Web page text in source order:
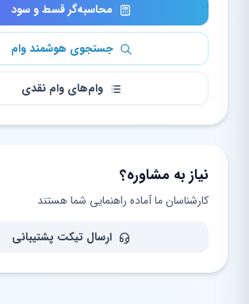
محاسبه‌گر قسط و سود
جستجوی هوشمند وام
وام‌های وام نقدی
نیاز به مشاوره؟
کارشناسان ما آماده راهنمایی شما هستند
ارسال تیکت پشتیبانی